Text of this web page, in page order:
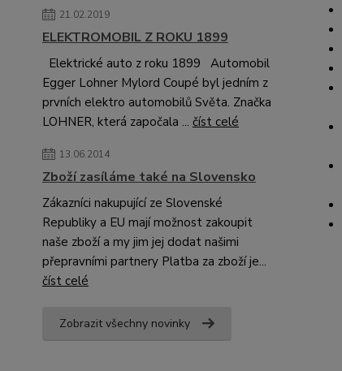
21.02.2019
ELEKTROMOBIL Z ROKU 1899
Elektrické auto z roku 1899 Automobil
Egger Lohner Mylord Coupé byl jedním z
prvních elektro automobilů Světa. Značka
LOHNER, která započala ... číst celé
13.06.2014
Zboží zasíláme také na Slovensko
Zákazníci nakupující ze Slovenské
Republiky a EU mají možnost zakoupit
naše zboží a my jim jej dodat našimi
přepravními partnery Platba za zboží je...
číst celé
Zobrazit všechny novinky